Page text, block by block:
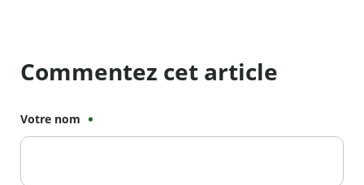
Commentez cet article
Votre nom